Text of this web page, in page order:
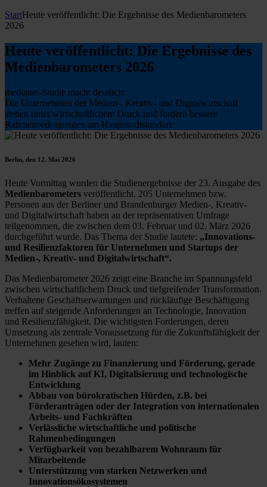
StartHeute veröffentlicht: Die Ergebnisse des Medienbarometers
2026
Heute veröffentlicht: Die Ergebnisse des
Medienbarometers 2026
medianet-Studie macht deutlich:
Die Unternehmen der Medien-, Kreativ- und Digitalwirtschaft
stehen unter wirtschaftlichem Druck und fordern bessere
Rahmenbedingungen am Hauptstadtstandort
Berlin, den 12. Mai 2026
Heute Vormittag wurden die Studienergebnisse der 23. Ausgabe des
Medienbarometers veröffentlicht. 205 Unternehmen bzw.
Personen aus der Berliner und Brandenburger Medien-, Kreativ-
und Digitalwirtschaft haben an der repräsentativen Umfrage
teilgenommen, die zwischen dem 03. Februar und 02. März 2026
durchgeführt wurde. Das Thema der Studie lautete: „Innovations-
und Resilienzfaktoren für Unternehmen und Startups der
Medien-, Kreativ- und Digitalwirtschaft“.
Das Medienbarometer 2026 zeigt eine Branche im Spannungsfeld
zwischen wirtschaftlichem Druck und tiefgreifender Transformation.
Verhaltene Geschäftserwartungen und rückläufige Beschäftigung
treffen auf steigende Anforderungen an Technologie, Innovation
und Resilienzfähigkeit. Die wichtigsten Forderungen, deren
Umsetzung als zentrale Voraussetzung für die Zukunftsfähigkeit der
Unternehmen gesehen wird, lauten:
Mehr Zugänge zu Finanzierung und Förderung, gerade
im Hinblick auf KI, Digitalisierung und technologische
Entwicklung
Abbau von bürokratischen Hürden, z.B. bei
Förderanträgen oder der Integration von internationalen
Arbeits- und Fachkräften
Verlässliche wirtschaftliche und politische
Rahmenbedingungen
Verfügbarkeit von bezahlbarem Wohnraum für
Mitarbeitende
Unterstützung von starken Netzwerken und
Innovationsökosystemen